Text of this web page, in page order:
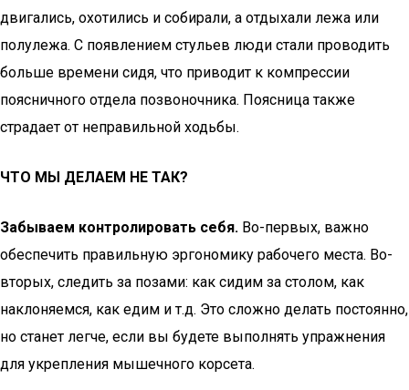
двигались, охотились и собирали, а отдыхали лежа или
полулежа. С появлением стульев люди стали проводить
больше времени сидя, что приводит к компрессии
поясничного отдела позвоночника. Поясница также
страдает от неправильной ходьбы.
ЧТО МЫ ДЕЛАЕМ НЕ ТАК?
Забываем контролировать себя. Во-первых, важно
обеспечить правильную эргономику рабочего места. Во-
вторых, следить за позами: как сидим за столом, как
наклоняемся, как едим и т.д. Это сложно делать постоянно,
но станет легче, если вы будете выполнять упражнения
для укрепления мышечного корсета.